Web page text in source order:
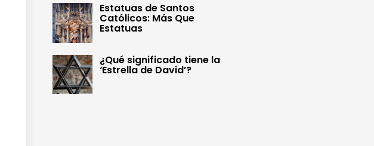
Estatuas de Santos
Católicos: Más Que
Estatuas
¿Qué significado tiene la
‘Estrella de David’?